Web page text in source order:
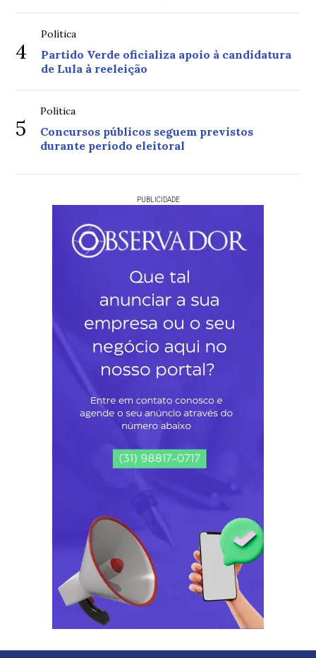
4
Política
Partido Verde oficializa apoio à candidatura
de Lula à reeleição
5
Política
Concursos públicos seguem previstos
durante período eleitoral
PUBLICIDADE